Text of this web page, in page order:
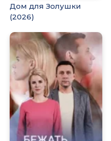
Дом для Золушки
(2026)